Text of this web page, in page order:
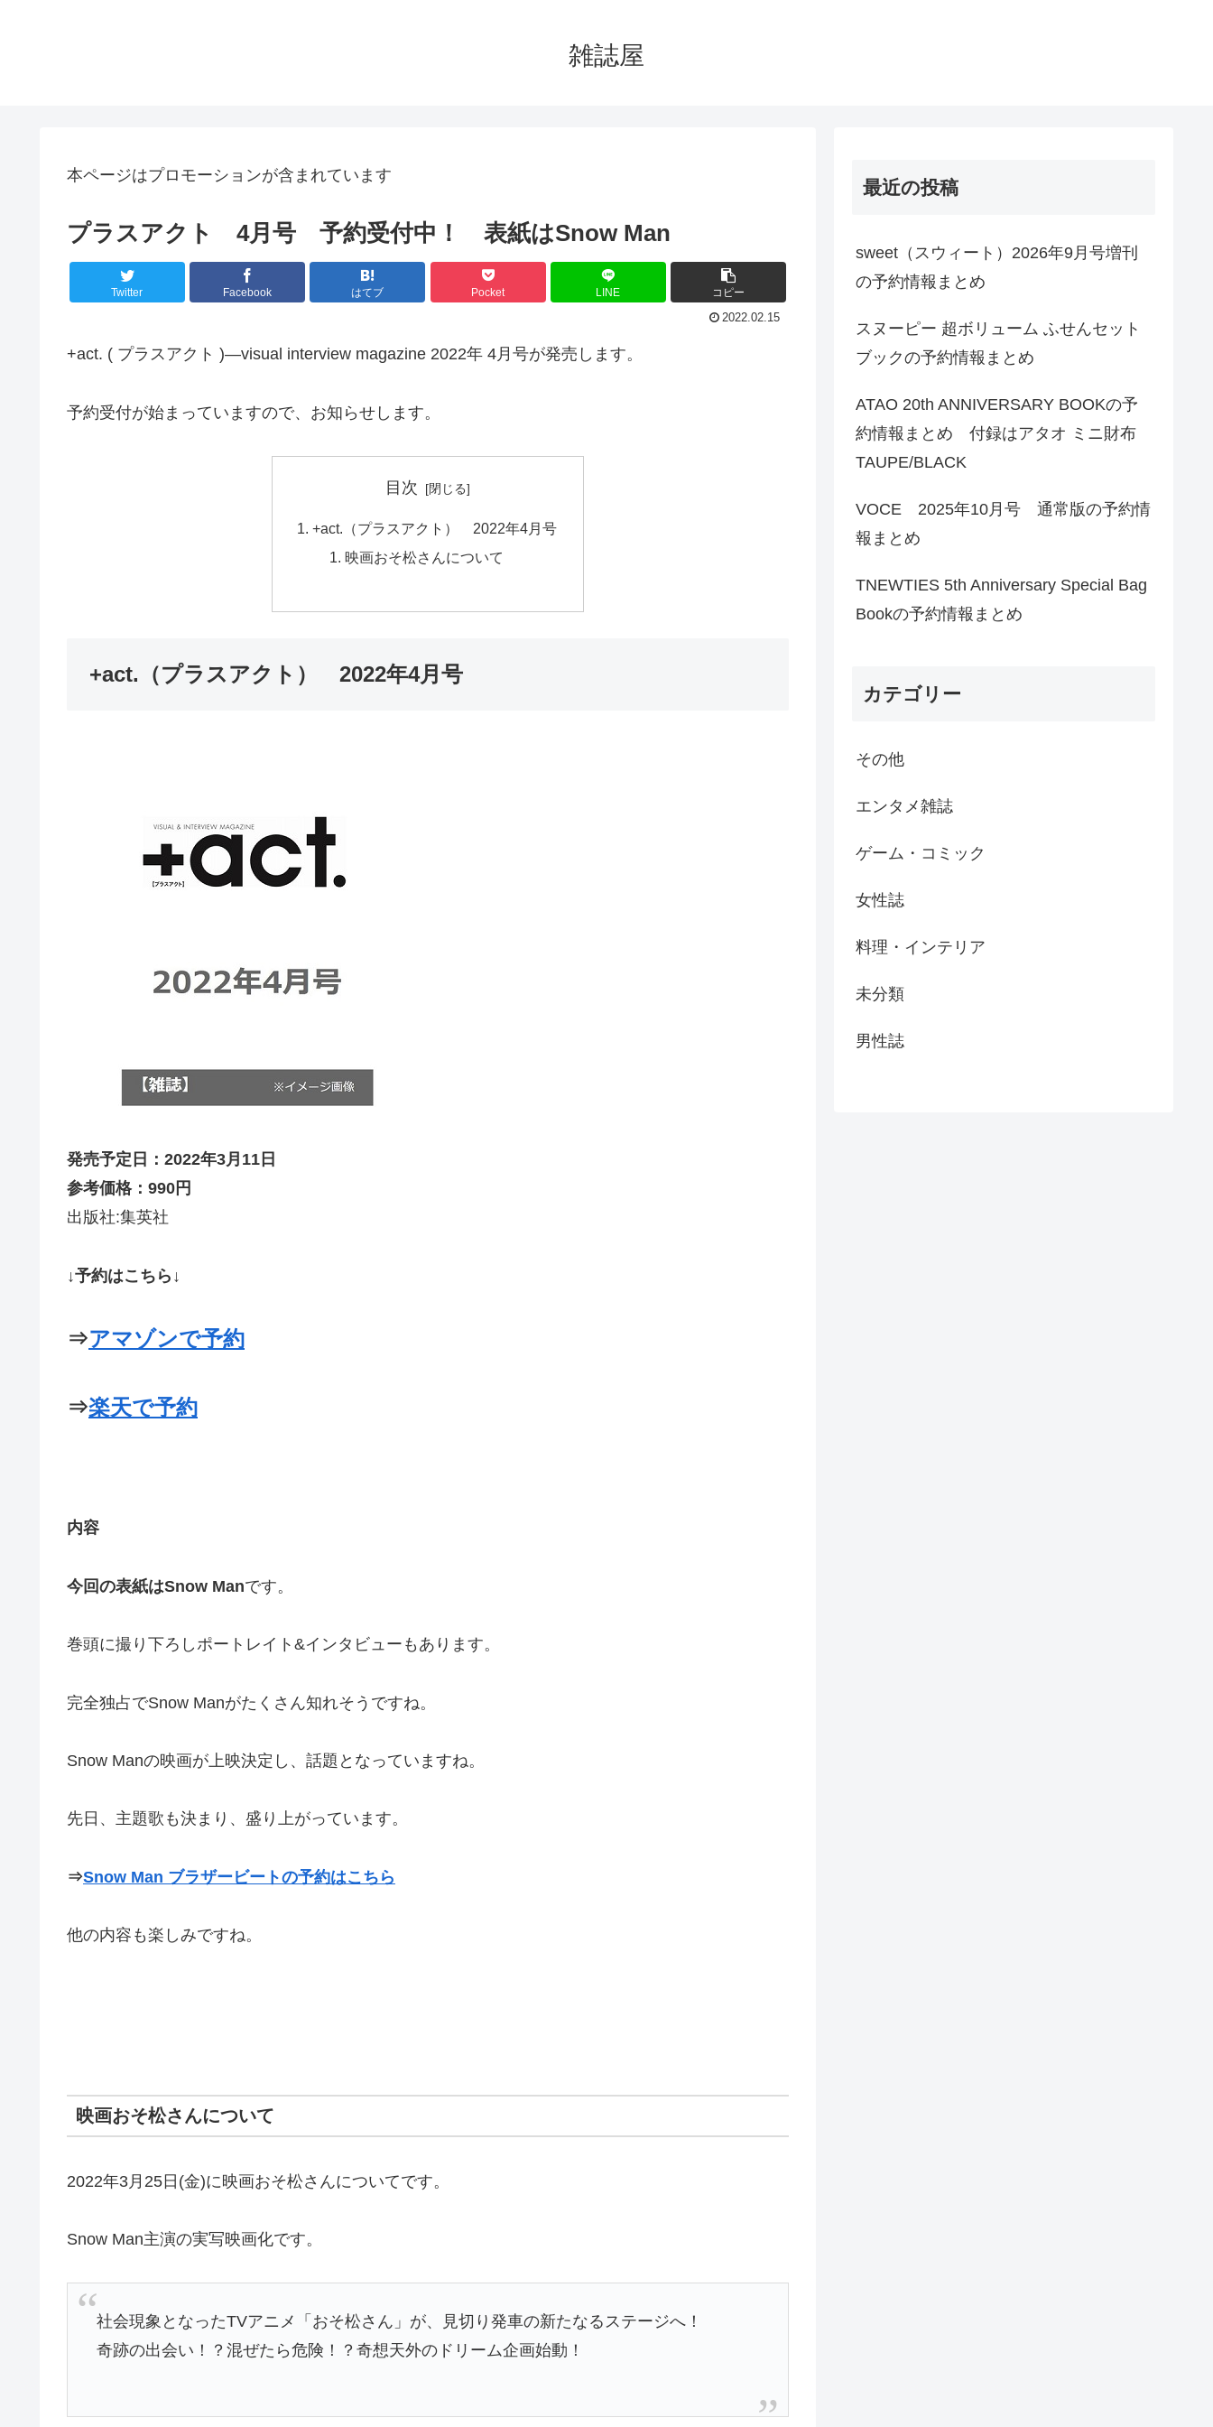
雑誌屋
本ページはプロモーションが含まれています
プラスアクト 4月号 予約受付中！ 表紙はSnow Man
Twitter Facebook はてブ Pocket LINE コピー
2022.02.15
+act. ( プラスアクト )―visual interview magazine 2022年 4月号が発売します。
予約受付が始まっていますので、お知らせします。
目次
+act.（プラスアクト） 2022年4月号
映画おそ松さんについて
+act.（プラスアクト） 2022年4月号
発売予定日：2022年3月11日
参考価格：990円
出版社:集英社
↓予約はこちら↓
⇒アマゾンで予約
⇒楽天で予約
内容
今回の表紙はSnow Manです。
巻頭に撮り下ろしポートレイト&インタビューもあります。
完全独占でSnow Manがたくさん知れそうですね。
Snow Manの映画が上映決定し、話題となっていますね。
先日、主題歌も決まり、盛り上がっています。
⇒Snow Man ブラザービートの予約はこちら
他の内容も楽しみですね。
映画おそ松さんについて
2022年3月25日(金)に映画おそ松さんについてです。
Snow Man主演の実写映画化です。
社会現象となったTVアニメ「おそ松さん」が、見切り発車の新たなるステージへ！
奇跡の出会い！？混ぜたら危険！？奇想天外のドリーム企画始動！
最近の投稿
sweet（スウィート）2026年9月号増刊
の予約情報まとめ
スヌーピー 超ボリューム ふせんセット
ブックの予約情報まとめ
ATAO 20th ANNIVERSARY BOOKの予
約情報まとめ 付録はアタオ ミニ財布
TAUPE/BLACK
VOCE 2025年10月号 通常版の予約情
報まとめ
TNEWTIES 5th Anniversary Special Bag
Bookの予約情報まとめ
カテゴリー
その他
エンタメ雑誌
ゲーム・コミック
女性誌
料理・インテリア
未分類
男性誌